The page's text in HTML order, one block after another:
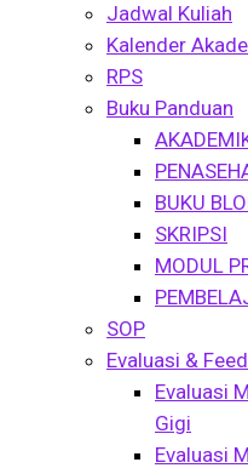
Jadwal Kuliah
Kalender
RPS
Buku Panduan
BUKU
SKRIPSI
MODUL
SOP
Evaluasi &
Evaluasi
Gigi
Evaluasi